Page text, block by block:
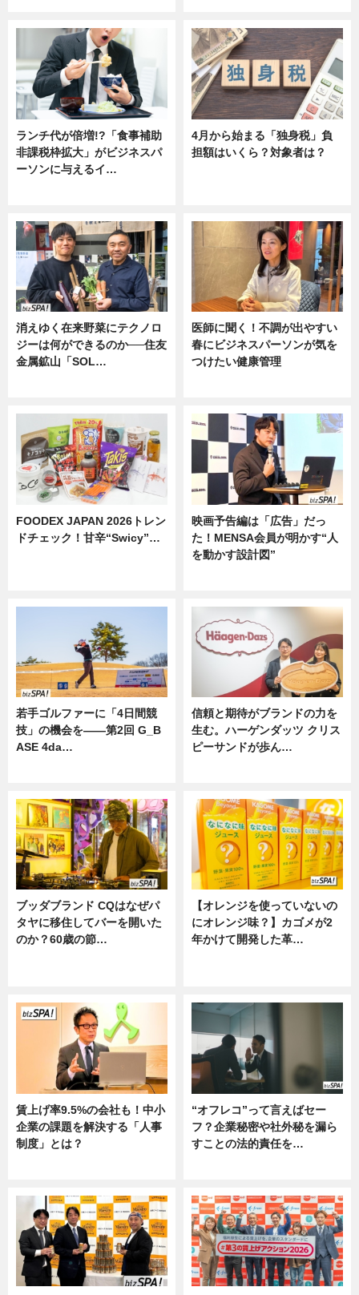
ランチ代が倍増!?「食事補助
非課税枠拡大」がビジネスパ
ーソンに与えるイ…
4月から始まる「独身税」負
担額はいくら？対象者は？
消えゆく在来野菜にテクノロ
ジーは何ができるのか──住友
金属鉱山「SOL…
医師に聞く！不調が出やすい
春にビジネスパーソンが気を
つけたい健康管理
FOODEX JAPAN 2026トレン
ドチェック！甘辛“Swicy”…
映画予告編は「広告」だっ
た！MENSA会員が明かす“人
を動かす設計図”
若手ゴルファーに「4日間競
技」の機会を——第2回 G_B
ASE 4da…
信頼と期待がブランドの力を
生む。ハーゲンダッツ クリス
ピーサンドが歩ん…
ブッダブランド CQはなぜパ
タヤに移住してバーを開いた
のか？60歳の節…
【オレンジを使っていないの
にオレンジ味？】カゴメが2
年かけて開発した革…
賃上げ率9.5%の会社も！中小
企業の課題を解決する「人事
制度」とは？
“オフレコ”って言えばセー
フ？企業秘密や社外秘を漏ら
すことの法的責任を…